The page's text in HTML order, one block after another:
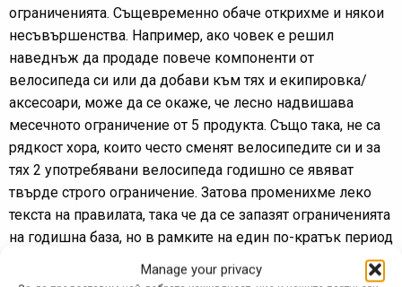
Manage your privacy
ограниченията. Същевременно обаче открихме и някои
несъвършенства. Например, ако човек е решил
наведнъж да продаде повече компоненти от
велосипеда си или да добави към тях и екипировка/
аксесоари, може да се окаже, че лесно надвишава
месечното ограничение от 5 продукта. Също така, не са
рядкост хора, които често сменят велосипедите си и за
тях 2 употребявани велосипеда годишно се явяват
твърде строго ограничение. Затова променихме леко
текста на правилата, така че да се запазят ограниченията
на годишна база, но в рамките на един по-кратък период
да може човек да пусне повече продукти за продажба –
например до 10 продукта в рамките на два календарни